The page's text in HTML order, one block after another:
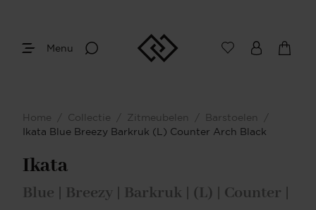
Menu
Home / Collectie / Zitmeubelen / Barstoelen
/
Ikata Blue Breezy Barkruk (L) Counter Arch Black
Ikata
Blue | Breezy | Barkruk | (L) | Counter |